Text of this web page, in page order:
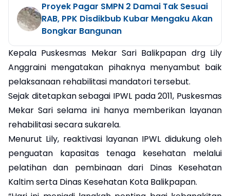
Proyek Pagar SMPN 2 Damai Tak Sesuai
RAB, PPK Disdikbub Kubar Mengaku Akan
Bongkar Bangunan
Kepala Puskesmas Mekar Sari Balikpapan drg Lily
Anggraini mengatakan pihaknya menyambut baik
pelaksanaan rehabilitasi mandatori tersebut.
Sejak ditetapkan sebagai IPWL pada 2011, Puskesmas
Mekar Sari selama ini hanya memberikan layanan
rehabilitasi secara sukarela.
Menurut Lily, reaktivasi layanan IPWL didukung oleh
penguatan kapasitas tenaga kesehatan melalui
pelatihan dan pembinaan dari Dinas Kesehatan
Kaltim serta Dinas Kesehatan Kota Balikpapan.